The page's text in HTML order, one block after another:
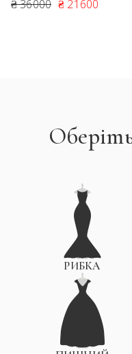
₴ 36000 ₴ 21600
РИБКА